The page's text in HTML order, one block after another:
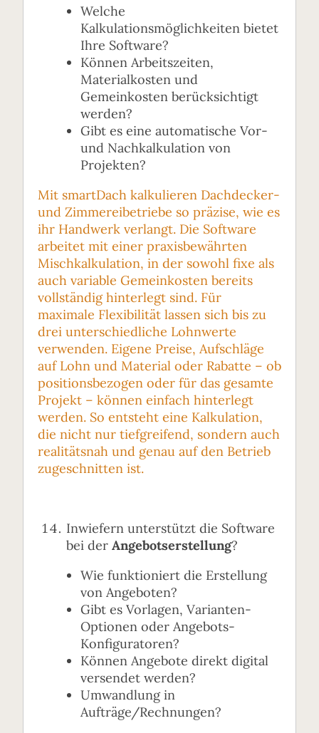
Welche
Kalkulationsmöglichkeiten bietet
Ihre Software?
Können Arbeitszeiten,
Materialkosten und
Gemeinkosten berücksichtigt
werden?
Gibt es eine automatische Vor-
und Nachkalkulation von
Projekten?
Mit smartDach kalkulieren Dachdecker-
und Zimmereibetriebe so präzise, wie es
ihr Handwerk verlangt. Die Software
arbeitet mit einer praxisbewährten
Mischkalkulation, in der sowohl fixe als
auch variable Gemeinkosten bereits
vollständig hinterlegt sind. Für
maximale Flexibilität lassen sich bis zu
drei unterschiedliche Lohnwerte
verwenden. Eigene Preise, Aufschläge
auf Lohn und Material oder Rabatte – ob
positionsbezogen oder für das gesamte
Projekt – können einfach hinterlegt
werden. So entsteht eine Kalkulation,
die nicht nur tiefgreifend, sondern auch
realitätsnah und genau auf den Betrieb
zugeschnitten ist.
Inwiefern unterstützt die Software
bei der Angebotserstellung?
Wie funktioniert die Erstellung
von Angeboten?
Gibt es Vorlagen, Varianten-
Optionen oder Angebots-
Konfiguratoren?
Können Angebote direkt digital
versendet werden?
Umwandlung in
Aufträge/Rechnungen?